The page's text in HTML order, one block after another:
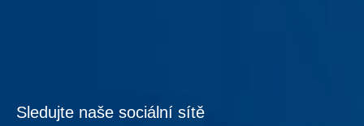
Sledujte naše sociální sítě